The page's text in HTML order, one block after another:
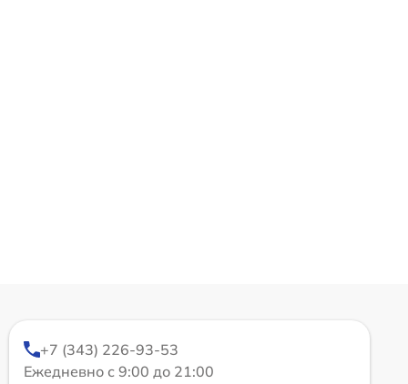
+7 (343) 226-93-53
Ежедневно с 9:00 до 21:00